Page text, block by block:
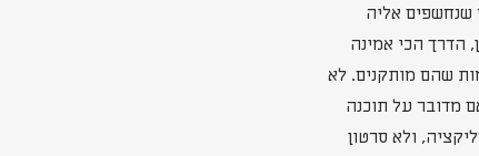
שנחשפים אליה
הדרך הכי אמינה
שהם מותקנים. לא
מדובר על תוכנה
ולא סרטון